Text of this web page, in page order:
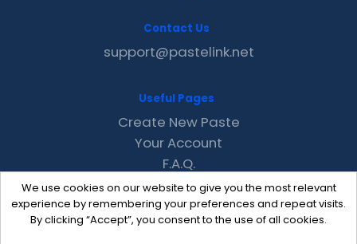
We use cookies on our website to give you the most relevant
experience by remembering your preferences and repeat visits.
By clicking “Accept”, you consent to the use of all cookies.
Contact Us
support@pastelink.net
Useful Pages
Create New Paste
Your Account
F.A.Q.
Recent
Contact